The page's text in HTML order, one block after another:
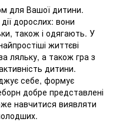
для Вашої дитини.
дорослих: вони
також і одягають. У
життєві
ляльку, а також гра з
дитини.
себе, формує
добре представлені
навчитися виявляти